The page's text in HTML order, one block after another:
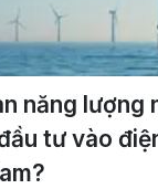
năng lượng
tư vào